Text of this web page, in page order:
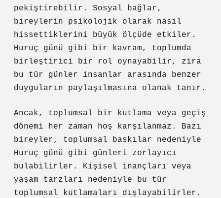
pekiştirebilir. Sosyal bağlar,
bireylerin psikolojik olarak nasıl
hissettiklerini büyük ölçüde etkiler.
Huruç günü gibi bir kavram, toplumda
birleştirici bir rol oynayabilir, zira
bu tür günler insanlar arasında benzer
duyguların paylaşılmasına olanak tanır.
Ancak, toplumsal bir kutlama veya geçiş
dönemi her zaman hoş karşılanmaz. Bazı
bireyler, toplumsal baskılar nedeniyle
Huruç günü gibi günleri zorlayıcı
bulabilirler. Kişisel inançları veya
yaşam tarzları nedeniyle bu tür
toplumsal kutlamaları dışlayabilirler.